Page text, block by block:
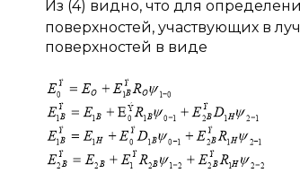
Из (4) видно, что для
поверхностей, участвующих в
поверхностей в виде